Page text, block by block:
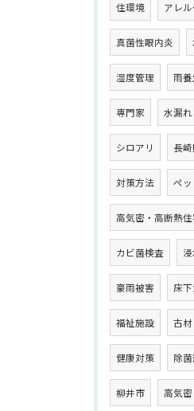
住環境 アレ
真菌性眼内炎
湿度管理 雨養
専門家 水漏れ
シロアリ 長
対策方法 ペッ
高気密・高断熱住
カビ菌検査
豪雨被害 床
福祉施設 古材
健康対策 除
柳井市 高気密